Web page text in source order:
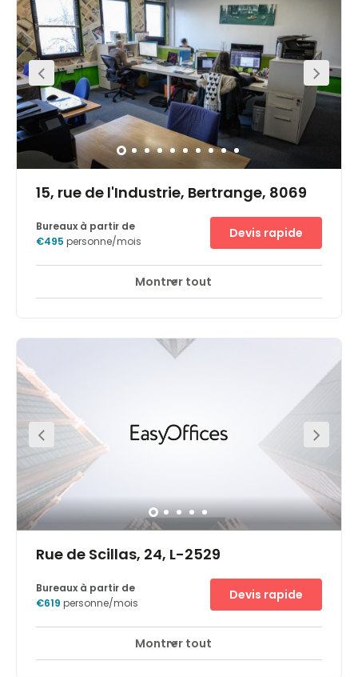
simplifient la vie de nombreuses entreprises en pleine
expansion en offrant un espace de travail à la demande.
Bénéficiez de l'assistance de notre équipe administrative
attentive et impressionnez vos clients avec ce nouveau
bâtiment moderne flambant neuf doté d'un parking et
d'une excellente connexion Internet.Notre bâtiment est
situé à proximité d'hôtels et de restaurants et propose
une crèche pour garder facilement vos enfants. Réservez
l'espace flexible dont vous avez besoin : bureau privé,
bureaux partagés, salles de coworking et de réunion.
Vous pourrez développer votre activité au contact
d'autres entrepreneurs et d'entreprises professionnelles et
15, rue de l'Industrie, Bertrange, 8069
Accès 24 heures sur 24 Espaces de détente
entfernt, mit leichtem Zugang zum Rest des Landes und
Bureaux à partir de
€495 personne/mois
Devis rapide
Montrer tout
Rue de Scillas, 24, L-2529
Bureaux à partir de
€619 personne/mois
Devis rapide
Montrer tout